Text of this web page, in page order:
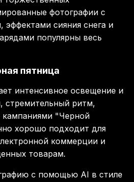
фотографии с
сияния снега и
популярны весь
пятница
интенсивное освещение и
стремительный ритм,
"Черной
хорошо подходит для
коммерции и
товарам.